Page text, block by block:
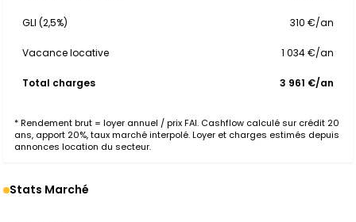
GLI (2,5%) 310 €/an
Vacance locative 1 034 €/an
Total charges 3 961 €/an
* Rendement brut = loyer annuel / prix FAI. Cashflow calculé sur crédit 20
ans, apport 20%, taux marché interpolé. Loyer et charges estimés depuis
annonces location du secteur.
Stats Marché